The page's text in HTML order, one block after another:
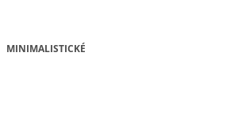
MINIMALISTICKÉ